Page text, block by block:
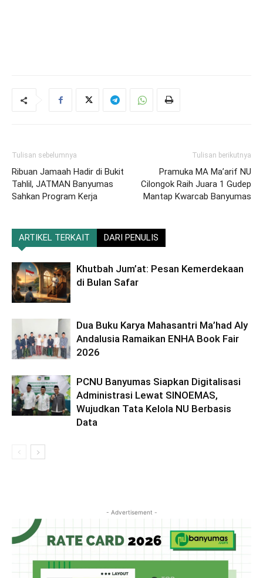
Tulisan sebelumnya
Ribuan Jamaah Hadir di Bukit
Tahlil, JATMAN Banyumas
Sahkan Program Kerja
Tulisan berikutnya
Pramuka MA Ma’arif NU
Cilongok Raih Juara 1 Gudep
Mantap Kwarcab Banyumas
ARTIKEL TERKAIT DARI PENULIS
Khutbah Jum’at: Pesan Kemerdekaan
di Bulan Safar
Dua Buku Karya Mahasantri Ma’had Aly
Andalusia Ramaikan ENHA Book Fair
2026
PCNU Banyumas Siapkan Digitalisasi
Administrasi Lewat SINOEMAS,
Wujudkan Tata Kelola NU Berbasis
Data
- Advertisement -